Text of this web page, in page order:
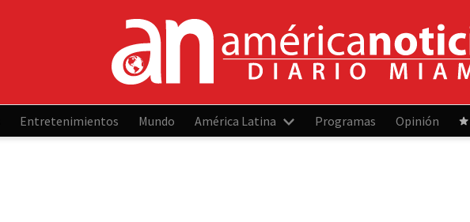
Entretenimientos Mundo América Latina Programas Opinión